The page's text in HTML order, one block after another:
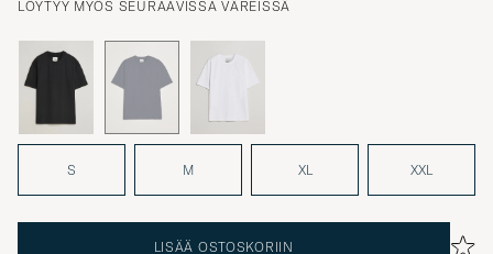
LÖYTYY MYÖS SEURAAVISSA VÄREISSÄ
S M XL XXL
LISÄÄ OSTOSKORIIN